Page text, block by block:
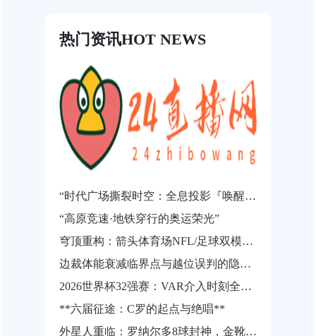
热门资讯HOT NEWS
“时代广场撕裂时空：全息投影『唤醒』世界杯永恒瞬间”
“高原竞速·地铁穿行的奥运荣光”
穹顶重构：箭头体育场NFL/足球双模式智能转换系统技术预研（2026世界杯兼容架构）
边裁体能衰减临界点与越位误判的隐性关联机制——基于世界杯跑动负荷累积的实证分析
2026世界杯32强赛：VAR介入时刻全记录与裁判关键判罚深度复盘
**六届征途：C罗的起点与绝唱**
外星人重临：罗纳尔多8球封神，金靴加冕